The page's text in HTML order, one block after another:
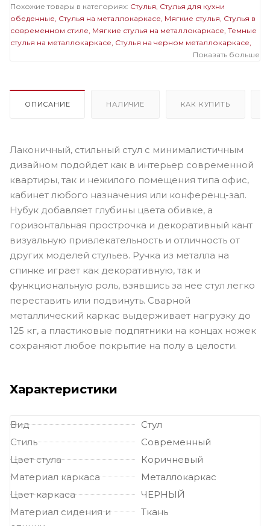
Похожие товары в категориях: Стулья Стулья для кухни
обеденные Стулья на металлокаркасе Мягкие стулья Стулья в
современном стиле Мягкие стулья на металлокаркасе Темные
стулья на металлокаркасе Стулья на черном металлокаркасе
Показать больше
ОПИСАНИЕ НАЛИЧИЕ КАК КУПИТЬ
Лаконичный, стильный стул с минималистичным
дизайном подойдет как в интерьер современной
квартиры, так и нежилого помещения типа офис,
кабинет любого назначения или конференц-зал.
Нубук добавляет глубины цвета обивке, а
горизонтальная прострочка и декоративный кант
визуальную привлекательность и отличность от
других моделей стульев. Ручка из металла на
спинке играет как декоративную, так и
функциональную роль, взявшись за нее стул легко
переставить или подвинуть. Сварной
металлический каркас выдерживает нагрузку до
125 кг, а пластиковые подпятники на концах ножек
сохраняют любое покрытие на полу в целости.
Характеристики
Вид
Стул
Стиль
Современный
Цвет стула
Коричневый
Материал каркаса
Металлокаркас
Цвет каркаса
ЧЕРНЫЙ
Материал сидения и
Ткань